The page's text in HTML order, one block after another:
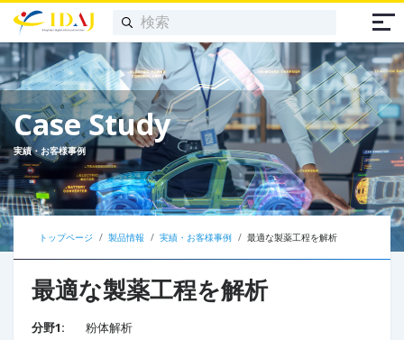
Case Study
実績・お客様事例
トップページ 製品情報 実績・お客様事例 最適な製薬工程を解析
最適な製薬工程を解析
分野1: 粉体解析